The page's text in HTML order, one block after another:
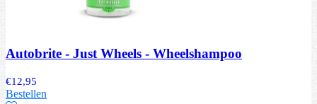
Autobrite - Just Wheels - Wheelshampoo
€12,95
Bestellen